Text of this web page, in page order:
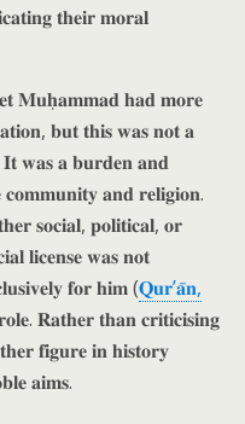
𝐭𝐡𝐞𝐢𝐫 𝐦𝐨𝐫𝐚𝐥
𝐌𝐮𝐡̣𝐚𝐦𝐦𝐚𝐝 𝐡𝐚𝐝 𝐦𝐨𝐫𝐞
𝐛𝐮𝐭 𝐭𝐡𝐢𝐬 𝐰𝐚𝐬 𝐧𝐨𝐭 𝐚
𝐈𝐭 𝐰𝐚𝐬 𝐚 𝐛𝐮𝐫𝐝𝐞𝐧 𝐚𝐧𝐝
𝐜𝐨𝐦𝐦𝐮𝐧𝐢𝐭𝐲 𝐚𝐧𝐝 𝐫𝐞𝐥𝐢𝐠𝐢𝐨𝐧.
𝐬𝐨𝐜𝐢𝐚𝐥, 𝐩𝐨𝐥𝐢𝐭𝐢𝐜𝐚𝐥, 𝐨𝐫
𝐥𝐢𝐜𝐞𝐧𝐬𝐞 𝐰𝐚𝐬 𝐧𝐨𝐭
𝐟𝐨𝐫 𝐡𝐢𝐦 (𝐐𝐮𝐫’𝐚̄𝐧,
𝐑𝐚𝐭𝐡𝐞𝐫 𝐭𝐡𝐚𝐧 𝐜𝐫𝐢𝐭𝐢𝐜𝐢𝐬𝐢𝐧𝐠
𝐟𝐢𝐠𝐮𝐫𝐞 𝐢𝐧 𝐡𝐢𝐬𝐭𝐨𝐫𝐲
𝐚𝐢𝐦𝐬.